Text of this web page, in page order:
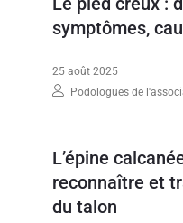
symptômes,
25 août 2025
Podologues de
L’épine
reconnaître et
du talon